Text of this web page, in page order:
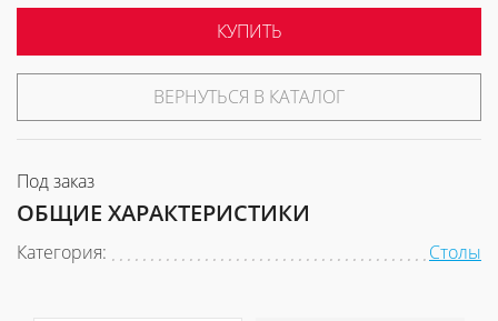
КУПИТЬ
ВЕРНУТЬСЯ В КАТАЛОГ
Под заказ
ОБЩИЕ ХАРАКТЕРИСТИКИ
Категория: Столы